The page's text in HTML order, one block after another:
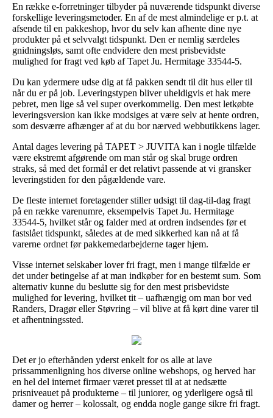
En række e-forretninger tilbyder på nuværende tidspunkt diverse
forskellige leveringsmetoder. En af de mest almindelige er p.t. at
afsende til en pakkeshop, hvor du selv kan afhente dine nye
produkter på et selvvalgt tidspunkt. Den er nemlig særdeles
gnidningsløs, samt ofte endvidere den mest prisbevidste
mulighed for fragt ved køb af Tapet Ju. Hermitage 33544-5.
Du kan ydermere udse dig at få pakken sendt til dit hus eller til
når du er på job. Leveringstypen bliver uheldigvis et hak mere
pebret, men lige så vel super overkommelig. Den mest letkøbte
leveringsversion kan ikke modsiges at være selv at hente ordren,
som desværre afhænger af at du bor nærved webbutikkens lager.
Antal dages levering på TAPET > JUVITA kan i nogle tilfælde
være ekstremt afgørende om man står og skal bruge ordren
straks, så med det formål er det relativt passende at vi gransker
leveringstiden for den pågældende vare.
De fleste internet foretagender stiller udsigt til dag-til-dag fragt
på en række varenumre, eksempelvis Tapet Ju. Hermitage
33544-5, hvilket står og falder med at ordren indsendes før et
fastslået tidspunkt, således at de med sikkerhed kan nå at få
varerne ordnet før pakkemedarbejderne tager hjem.
Visse internet selskaber lover fri fragt, men i mange tilfælde er
det under betingelse af at man indkøber for en bestemt sum. Som
alternativ kunne du beslutte sig for den mest prisbevidste
mulighed for levering, hvilket tit – uafhængig om man bor ved
Randers, Dragør eller Støvring – vil blive at få kørt dine varer til
et afhentningssted.
Det er jo efterhånden yderst enkelt for os alle at lave
prissammenligning hos diverse online webshops, og herved har
en hel del internet firmaer været presset til at at nedsætte
prisniveauet på produkterne – til juniorer, og yderligere også til
damer og herrer – kolossalt, og endda nogle gange sikre fri fragt.